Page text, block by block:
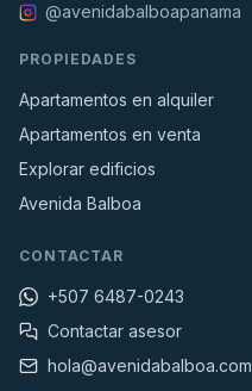
@avenidabalboapanama
PROPIEDADES
Apartamentos en alquiler
Apartamentos en venta
Explorar edificios
Avenida Balboa
CONTACTAR
+507 6487-0243
Contactar asesor
hola@avenidabalboa.com